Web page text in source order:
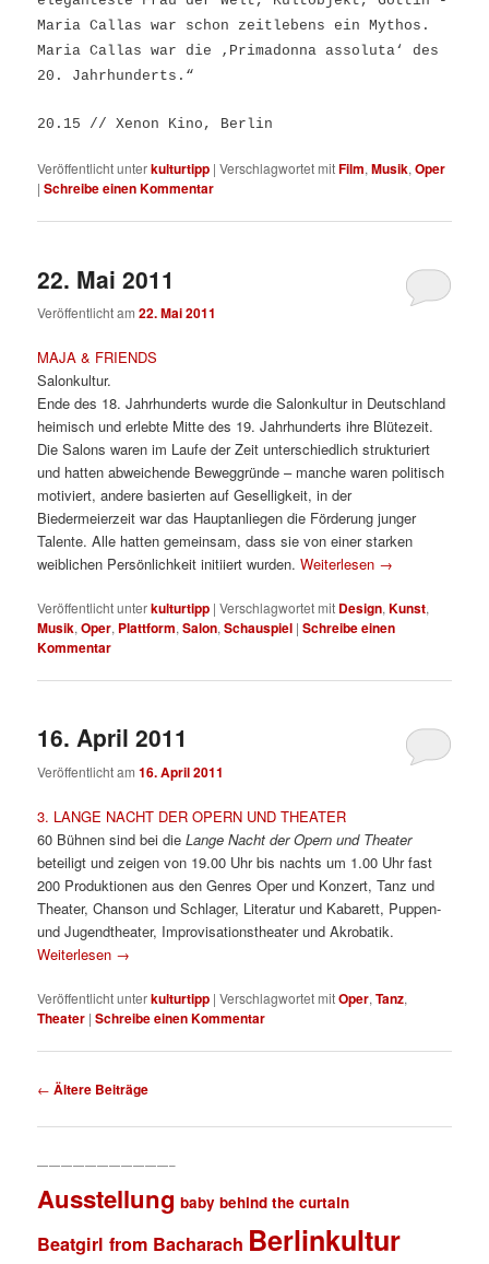
Maria Callas war schon zeitlebens ein Mythos.
Maria Callas war die ‚Primadonna assoluta‘ des
20. Jahrhunderts.“
20.15 // Xenon Kino, Berlin
Veröffentlicht unterkulturtipp |Verschlagwortet mitFilm,Musik,Oper
|Schreibe einen Kommentar
22. Mai 2011
Veröffentlicht am22. Mai 2011
MAJA & FRIENDS
Salonkultur.
Ende des 18. Jahrhunderts wurde die Salonkultur in Deutschland
heimisch und erlebte Mitte des 19. Jahrhunderts ihre Blütezeit.
Die Salons waren im Laufe der Zeit unterschiedlich strukturiert
und hatten abweichende Beweggründe – manche waren politisch
motiviert, andere basierten auf Geselligkeit, in der
Biedermeierzeit war das Hauptanliegen die Förderung junger
Talente. Alle hatten gemeinsam, dass sie von einer starken
weiblichen Persönlichkeit initiiert wurden.Weiterlesen →
Veröffentlicht unterkulturtipp |Verschlagwortet mit Design,Kunst,
Musik,Oper, Plattform,Salon,Schauspiel |Schreibe einen
Kommentar
16. April 2011
Veröffentlicht am16. April 2011
3. LANGE NACHT DER OPERN UND THEATER
60 Bühnen sind bei dieLange Nacht der Opern und Theater
beteiligt und zeigen von 19.00 Uhr bis nachts um 1.00 Uhr fast
200 Produktionen aus den Genres Oper und Konzert, Tanz und
Theater, Chanson und Schlager, Literatur und Kabarett, Puppen-
und Jugendtheater, Improvisationstheater und Akrobatik.
Weiterlesen →
Veröffentlicht unterkulturtipp |Verschlagwortet mitOper,Tanz,
Theater |Schreibe einen Kommentar
Beitragsnavigation
← Ältere Beiträge
———————————–
Ausstellung baby behind the curtain
Beatgirl from Bacharach Berlinkultur